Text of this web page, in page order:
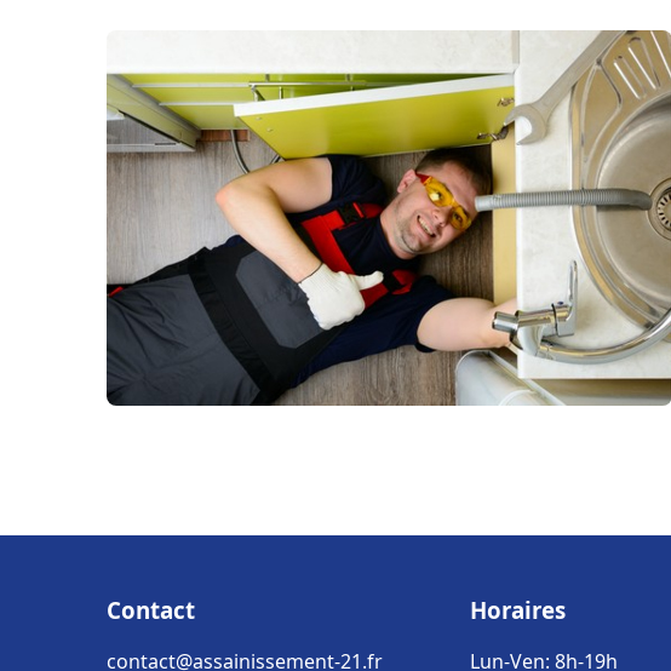
Contact
contact@assainissement-21.fr
Horaires
Lun-Ven: 8h-19h